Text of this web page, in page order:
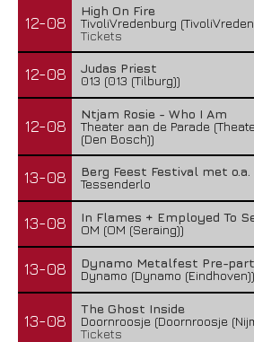
12-08
High On Fire
TivoliVredenburg
Tickets
12-08
Judas Priest
013 (013 (Tilburg))
12-08
Ntjam Rosie - Who I Am
Theater aan de Parade
(Den Bosch))
13-08
Berg Feest Festival met
Tessenderlo
13-08
In Flames + Employed To
OM (OM (Seraing))
13-08
Dynamo Metalfest Pre-
Dynamo (Dynamo (Eindhoven))
13-08
The Ghost Inside
Doornroosje (Doornroosje
Tickets